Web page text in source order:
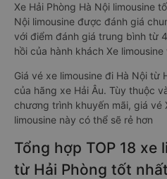
Xe Hải Phòng Hà Nội limousine
Nội limousine được đánh giá
với điểm đánh giá trung bình từ
hồi của hành khách Xe
Giá vé xe limousine đi Hà Nội từ
của hãng xe Hải Âu. Tùy thuộc
chương trình khuyến mãi, giá vé
limousine này có thể sẽ rẻ hơn
Tổng hợp TOP 18 xe
từ Hải Phòng tốt